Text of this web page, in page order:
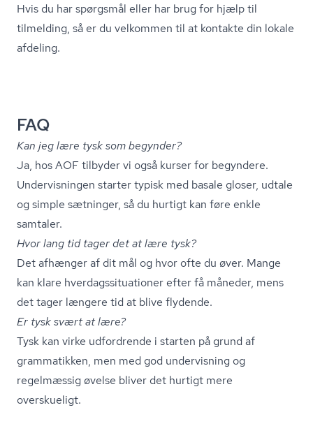
Hvis du har spørgsmål eller har brug for hjælp til
tilmelding, så er du velkommen til at kontakte din lokale
afdeling.
FAQ
Kan jeg lære tysk som begynder?
Ja, hos AOF tilbyder vi også kurser for begyndere.
Undervisningen starter typisk med basale gloser, udtale
og simple sætninger, så du hurtigt kan føre enkle
samtaler.
Hvor lang tid tager det at lære tysk?
Det afhænger af dit mål og hvor ofte du øver. Mange
kan klare hver­dags­si­tu­a­tio­ner efter få måneder, mens
det tager længere tid at blive flydende.
Er tysk svært at lære?
Tysk kan virke udfordrende i starten på grund af
grammatikken, men med god undervisning og
regelmæssig øvelse bliver det hurtigt mere
overskueligt.